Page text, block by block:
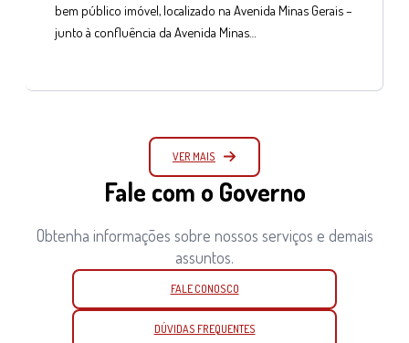
bem público imóvel, localizado na Avenida Minas Gerais –
junto à confluência da Avenida Minas…
VER MAIS
Fale com o Governo
Obtenha informações sobre nossos serviços e demais
assuntos.
FALE CONOSCO
DÚVIDAS FREQUENTES